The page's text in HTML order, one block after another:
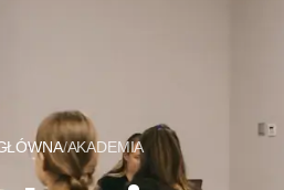
/AKADEMIA